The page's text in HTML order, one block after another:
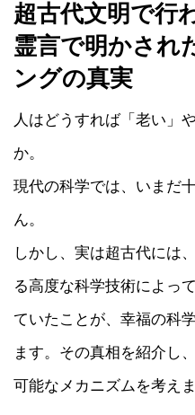
超古代文明で行
霊言で明かさ
ングの真実
人はどうすれば「老い」
か。
現代の科学では、いまだ
ん。
しかし、実は超古代には
る高度な科学技術によっ
ていたことが、幸福の科
ます。その真相を紹介し
可能なメカニズムを考えま